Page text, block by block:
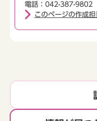
電話：042-387-9802
このページの作成